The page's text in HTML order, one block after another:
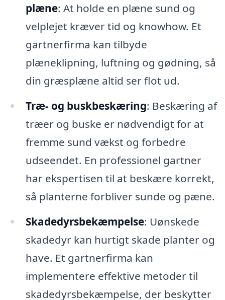
plæne: At holde en plæne sund og
velplejet kræver tid og knowhow. Et
gartnerfirma kan tilbyde
plæneklipning, luftning og gødning, så
din græsplæne altid ser flot ud.
Træ- og buskbeskæring: Beskæring af
træer og buske er nødvendigt for at
fremme sund vækst og forbedre
udseendet. En professionel gartner
har ekspertisen til at beskære korrekt,
så planterne forbliver sunde og pæne.
Skadedyrsbekæmpelse: Uønskede
skadedyr kan hurtigt skade planter og
have. Et gartnerfirma kan
implementere effektive metoder til
skadedyrsbekæmpelse, der beskytter